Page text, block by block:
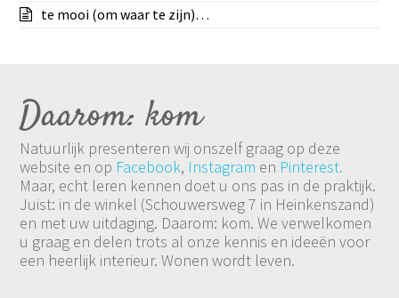
te mooi (om waar te zijn)…
Daarom: kom
Natuurlijk presenteren wij onszelf graag op deze
website en op Facebook, Instagram en Pinterest.
Maar, echt leren kennen doet u ons pas in de praktijk.
Juist: in de winkel (Schouwersweg 7 in Heinkenszand)
en met uw uitdaging. Daarom: kom. We verwelkomen
u graag en delen trots al onze kennis en ideeën voor
een heerlijk interieur. Wonen wordt leven.